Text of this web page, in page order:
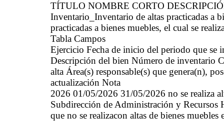
TÍTULO NOMBRE CORTO
Inventario_Inventario de altas practicadas a
practicadas a bienes muebles, el cual se
Tabla Campos
Ejercicio Fecha de inicio del periodo que se
Descripción del bien Número de inventario
alta Área(s) responsable(s) que genera(n),
actualización Nota
2026 01/05/2026 31/05/2026 no se realiza
Subdirección de Administración y Recursos
que no se realizacon altas de bienes muebles